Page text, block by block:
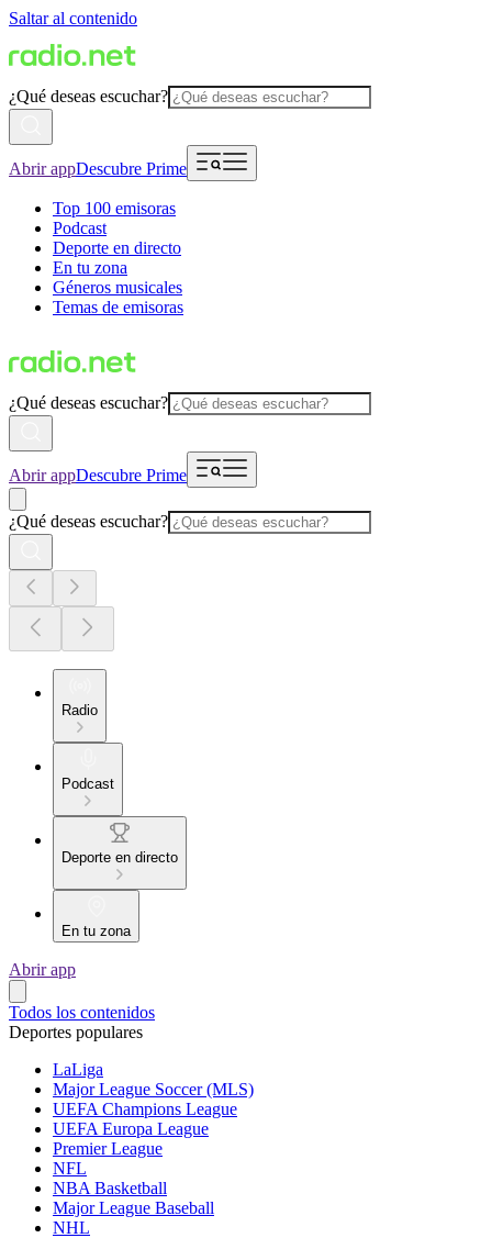
Saltar al contenido
¿Qué deseas escuchar?
Abrir appDescubre Prime
Top 100 emisoras
Podcast
Deporte en directo
En tu zona
Géneros musicales
Temas de emisoras
¿Qué deseas escuchar?
Abrir appDescubre Prime
¿Qué deseas escuchar?
Radio
Podcast
Deporte en directo
En tu zona
Abrir app
Todos los contenidos
Deportes populares
LaLiga
Major League Soccer (MLS)
UEFA Champions League
UEFA Europa League
Premier League
NFL
NBA Basketball
Major League Baseball
NHL